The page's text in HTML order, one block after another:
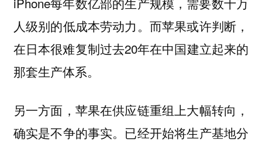
人级别的低成本劳动力。而苹果或许判断，
在日本很难复制过去20年在中国建立起来的
那套生产体系。
另一方面，苹果在供应链重组上大幅转向，
确实是不争的事实。已经开始将生产基地分